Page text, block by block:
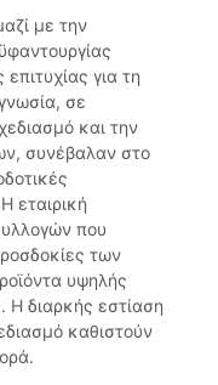
με την
για τη
σε
και την
συνέβαλαν στο
εταιρική
που
των
υψηλής
Η διαρκής εστίαση
καθιστούν